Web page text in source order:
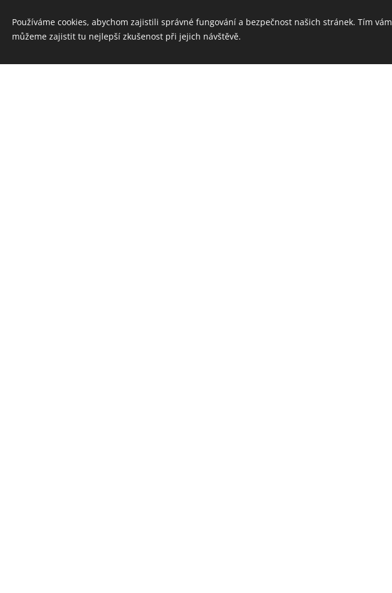
Používáme cookies, abychom zajistili správné fungování a bezpečnost našich stránek. Tím vám
můžeme zajistit tu nejlepší zkušenost při jejich návštěvě.